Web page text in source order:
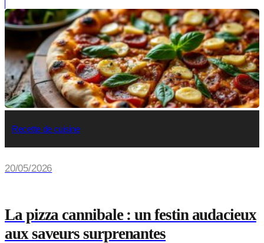
Recette de cuisine
20/05/2026
La pizza cannibale : un festin audacieux
aux saveurs surprenantes